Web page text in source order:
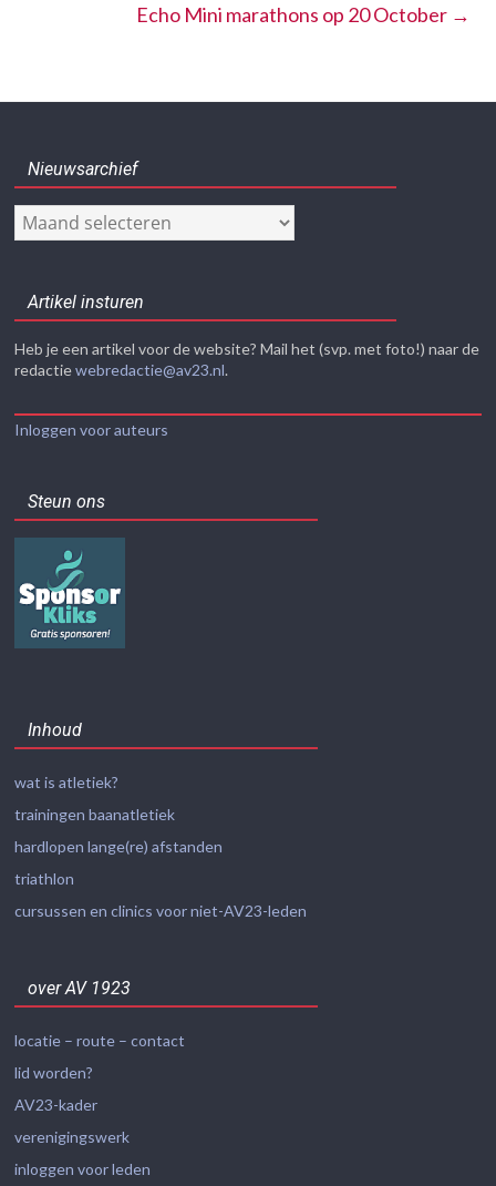
Echo Mini marathons op 20 October →
Nieuwsarchief
Nieuwsarchief
Artikel insturen
Heb je een artikel voor de website? Mail het (svp. met foto!) naar de
redactiewebredactie@av23.nl.
Inloggen voor auteurs
Steun ons
Inhoud
wat is atletiek?
trainingen baanatletiek
hardlopen lange(re) afstanden
triathlon
cursussen en clinics voor niet-AV23-leden
over AV 1923
locatie – route – contact
lid worden?
AV23-kader
verenigingswerk
inloggen voor leden